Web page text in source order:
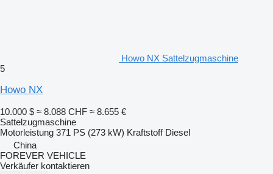
Howo NX Sattelzugmaschine
5
Howo NX
10.000 $ ≈ 8.088 CHF ≈ 8.655 €
Sattelzugmaschine
Motorleistung 371 PS (273 kW) Kraftstoff Diesel
China
FOREVER VEHICLE
Verkäufer kontaktieren